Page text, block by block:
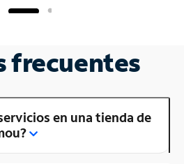
frecuentes
en una tienda de